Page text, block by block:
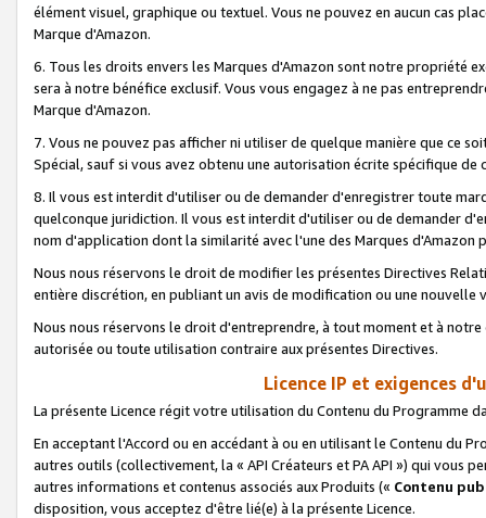
élément visuel, graphique ou textuel. Vous ne pouvez en aucun cas
Marque d'Amazon.
6. Tous les droits envers les Marques d'Amazon sont notre propriété
sera à notre bénéfice exclusif. Vous vous engagez à ne pas
Marque d'Amazon.
7. Vous ne pouvez pas afficher ni utiliser de quelque manière que ce
Spécial, sauf si vous avez obtenu une autorisation écrite spécifique de
8. Il vous est interdit d'utiliser ou de demander d'enregistrer toute
quelconque juridiction. Il vous est interdit d'utiliser ou de demander
nom d'application dont la similarité avec l'une des Marques
Nous nous réservons le droit de modifier les présentes Directives
entière discrétion, en publiant un avis de modification ou une nouvelle
Nous nous réservons le droit d'entreprendre, à tout moment et à
autorisée ou toute utilisation contraire aux présentes Directives.
Licence IP et exigences
La présente Licence régit votre utilisation du Contenu du Programme
En acceptant l'Accord ou en accédant à ou en utilisant le Contenu du
autres outils (collectivement, la « API Créateurs et PA API ») qui vous
autres informations et contenus associés aux Produits (« Contenu
disposition, vous acceptez d'être lié(e) à la présente Licence.